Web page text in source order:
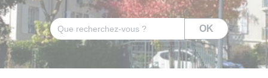
Rechercher OK